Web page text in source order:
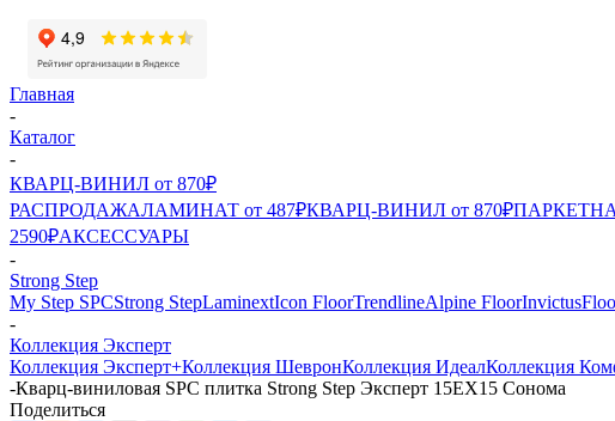
Главная
-
Каталог
-
КВАРЦ-ВИНИЛ от 870₽
РАСПРОДАЖАЛАМИНАТ от 487₽КВАРЦ-ВИНИЛ от 870₽
2590₽АКСЕССУАРЫ
-
Strong Step
My Step SPCStrong StepLaminextIcon FloorTrendlineAlpine FloorInvictus
-
Коллекция Эксперт
Коллекция Эксперт+Коллекция ШевронКоллекция ИдеалКоллекция
-Кварц-виниловая SPC плитка Strong Step Эксперт 15ЕХ15 Сонома
Поделиться